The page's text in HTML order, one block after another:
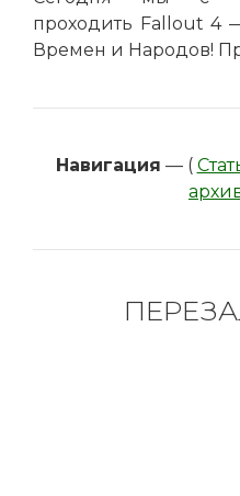
проходить Fallout 4
Времен и Народов!
Навигация — (